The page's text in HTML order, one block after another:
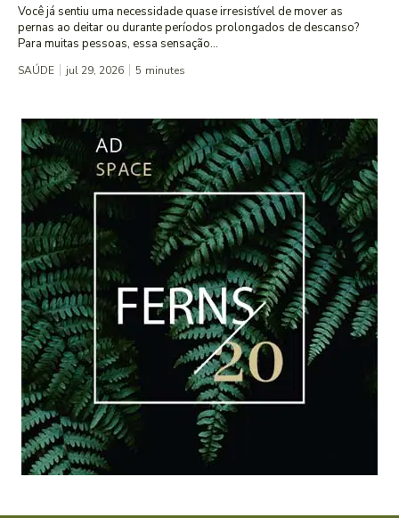
Você já sentiu uma necessidade quase irresistível de mover as
pernas ao deitar ou durante períodos prolongados de descanso?
Para muitas pessoas, essa sensação...
SAÚDE jul 29, 2026 5 minutes